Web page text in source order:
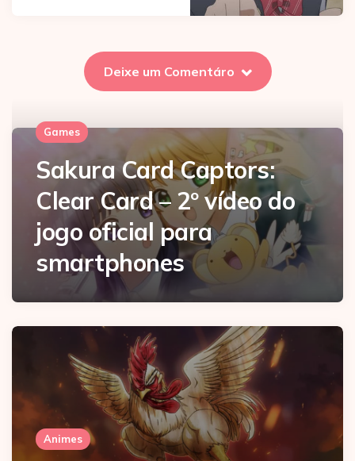
Deixe um Comentáro
Games
Sakura Card Captors:
Clear Card – 2º vídeo do
jogo oficial para
smartphones
Animes